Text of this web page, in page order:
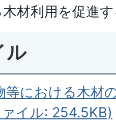
材利用を促進
ル
等における木材
イル: 254.5KB)